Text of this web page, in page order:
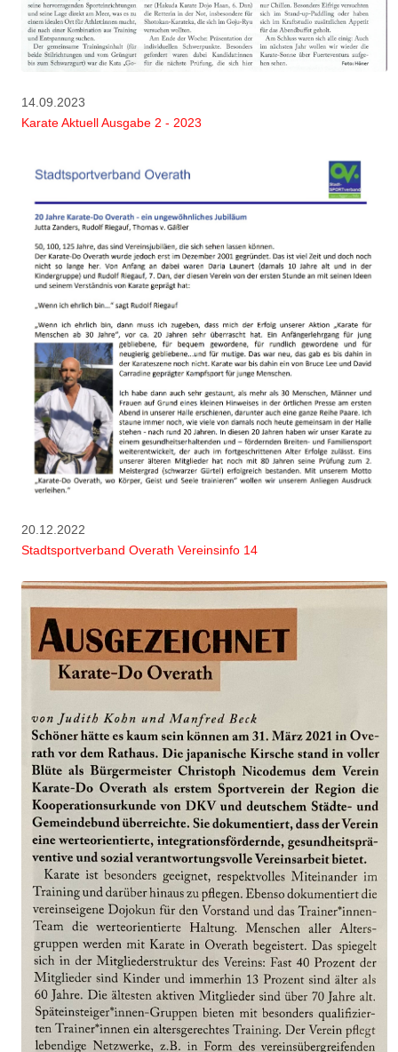
14.09.2023
Karate Aktuell Ausgabe 2 - 2023
20.12.2022
Stadtsportverband Overath Vereinsinfo 14